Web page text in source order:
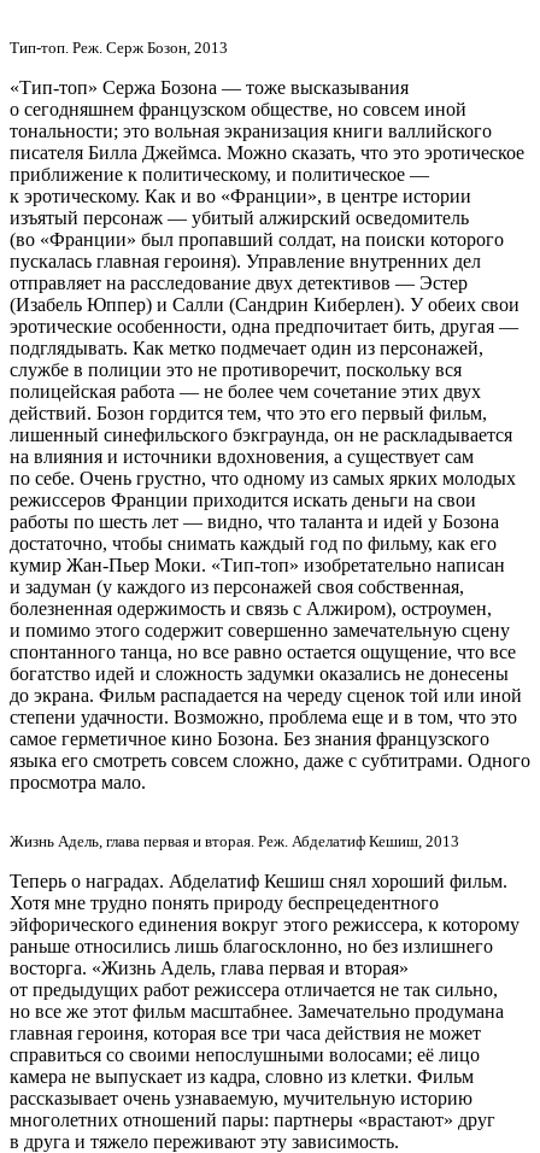
Тип-топ. Реж. Серж Бозон, 2013
«Тип-топ» Сержа Бозона — тоже высказывания
о сегодняшнем французском обществе, но совсем иной
тональности; это вольная экранизация книги валлийского
писателя Билла Джеймса. Можно сказать, что это эротическое
приближение к политическому, и политическое —
к эротическому. Как и во «Франции», в центре истории
изъятый персонаж — убитый алжирский осведомитель
(во «Франции» был пропавший солдат, на поиски которого
пускалась главная героиня). Управление внутренних дел
отправляет на расследование двух детективов — Эстер
(Изабель Юппер) и Салли (Сандрин Киберлен). У обеих свои
эротические особенности, одна предпочитает бить, другая —
подглядывать. Как метко подмечает один из персонажей,
службе в полиции это не противоречит, поскольку вся
полицейская работа — не более чем сочетание этих двух
действий. Бозон гордится тем, что это его первый фильм,
лишенный синефильского бэкграунда, он не раскладывается
на влияния и источники вдохновения, а существует сам
по себе. Очень грустно, что одному из самых ярких молодых
режиссеров Франции приходится искать деньги на свои
работы по шесть лет — видно, что таланта и идей у Бозона
достаточно, чтобы снимать каждый год по фильму, как его
кумир Жан-Пьер Моки. «Тип-топ» изобретательно написан
и задуман (у каждого из персонажей своя собственная,
болезненная одержимость и связь с Алжиром), остроумен,
и помимо этого содержит совершенно замечательную сцену
спонтанного танца, но все равно остается ощущение, что все
богатство идей и сложность задумки оказались не донесены
до экрана. Фильм распадается на череду сценок той или иной
степени удачности. Возможно, проблема еще и в том, что это
самое герметичное кино Бозона. Без знания французского
языка его смотреть совсем сложно, даже с субтитрами. Одного
просмотра мало.
Жизнь Адель, глава первая и вторая. Реж. Абделатиф Кешиш, 2013
Теперь о наградах. Абделатиф Кешиш снял хороший фильм.
Хотя мне трудно понять природу беспрецедентного
эйфорического единения вокруг этого режиссера, к которому
раньше относились лишь благосклонно, но без излишнего
восторга. «Жизнь Адель, глава первая и вторая»
от предыдущих работ режиссера отличается не так сильно,
но все же этот фильм масштабнее. Замечательно продумана
главная героиня, которая все три часа действия не может
справиться со своими непослушными волосами; её лицо
камера не выпускает из кадра, словно из клетки. Фильм
рассказывает очень узнаваемую, мучительную историю
многолетних отношений пары: партнеры «врастают» друг
в друга и тяжело переживают эту зависимость.